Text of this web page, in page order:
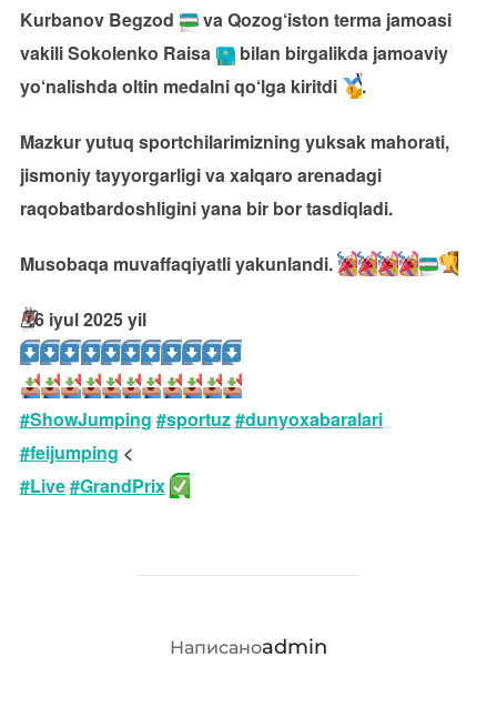
Kurbanov Begzod
va Qozog‘iston terma jamoasi
vakili Sokolenko Raisa
bilan birgalikda jamoaviy
yo‘nalishda oltin medalni qo‘lga kiritdi
.
Mazkur yutuq sportchilarimizning yuksak mahorati,
jismoniy tayyorgarligi va xalqaro arenadagi
raqobatbardoshligini yana bir bor tasdiqladi.
Musobaqa muvaffaqiyatli yakunlandi.
🗓6 iyul 2025 yil
#ShowJumping #sportuz#dunyoxabaralari
#feijumping <
#Live#GrandPrix
АВТОР ЗАПИСИ
Написаноadmin